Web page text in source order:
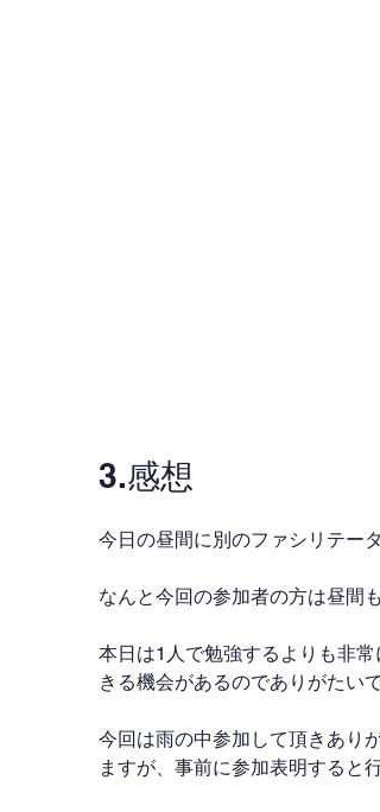
3.感想
今日の昼間に別のファシリテー
なんと今回の参加者の方は昼間
本日は1人で勉強するよりも非
きる機会があるのでありがたいで
今回は雨の中参加して頂きあり
ますが、事前に参加表明すると